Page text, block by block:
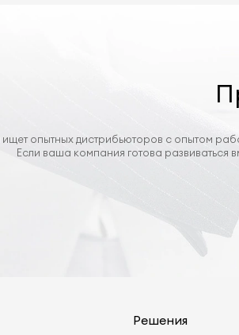
ищет опытных дистрибьюторов с опытом
Если ваша компания готова
Решения